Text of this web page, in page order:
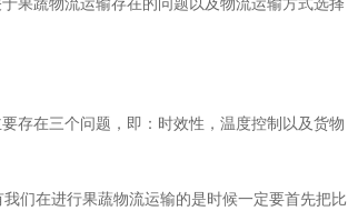
果蔬物流运输存在的问题以及物流运输方式选择
存在三个问题，即：时效性，温度控制以及货物
们在进行果蔬物流运输的是时候一定要首先把比